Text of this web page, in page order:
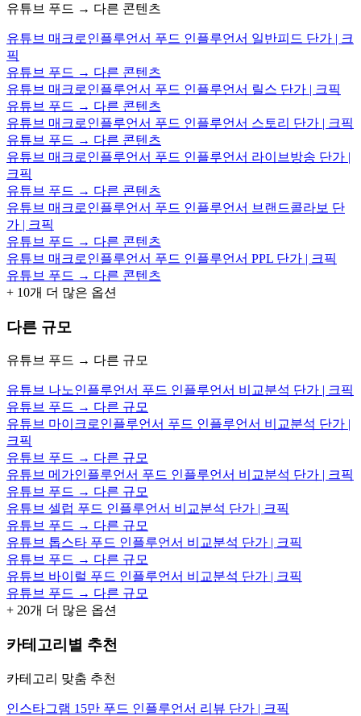
유튜브 푸드 → 다른 콘텐츠
유튜브 매크로인플루언서 푸드 인플루언서 일반피드 단가 | 크
픽
유튜브 푸드 → 다른 콘텐츠
유튜브 매크로인플루언서 푸드 인플루언서 릴스 단가 | 크픽
유튜브 푸드 → 다른 콘텐츠
유튜브 매크로인플루언서 푸드 인플루언서 스토리 단가 | 크픽
유튜브 푸드 → 다른 콘텐츠
유튜브 매크로인플루언서 푸드 인플루언서 라이브방송 단가 |
크픽
유튜브 푸드 → 다른 콘텐츠
유튜브 매크로인플루언서 푸드 인플루언서 브랜드콜라보 단
가 | 크픽
유튜브 푸드 → 다른 콘텐츠
유튜브 매크로인플루언서 푸드 인플루언서 PPL 단가 | 크픽
유튜브 푸드 → 다른 콘텐츠
+ 10개 더 많은 옵션
다른 규모
유튜브 푸드 → 다른 규모
유튜브 나노인플루언서 푸드 인플루언서 비교분석 단가 | 크픽
유튜브 푸드 → 다른 규모
유튜브 마이크로인플루언서 푸드 인플루언서 비교분석 단가 |
크픽
유튜브 푸드 → 다른 규모
유튜브 메가인플루언서 푸드 인플루언서 비교분석 단가 | 크픽
유튜브 푸드 → 다른 규모
유튜브 셀럽 푸드 인플루언서 비교분석 단가 | 크픽
유튜브 푸드 → 다른 규모
유튜브 톱스타 푸드 인플루언서 비교분석 단가 | 크픽
유튜브 푸드 → 다른 규모
유튜브 바이럴 푸드 인플루언서 비교분석 단가 | 크픽
유튜브 푸드 → 다른 규모
+ 20개 더 많은 옵션
카테고리별 추천
카테고리 맞춤 추천
인스타그램 15만 푸드 인플루언서 리뷰 단가 | 크픽